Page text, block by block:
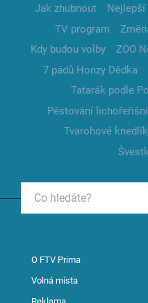
Jak zhubnout Nejlepší
TV program
Kdy budou volby
ZOO
7 pádů Honzy Dědka
Tatarák podle
Pěstování
Tvarohové
O FTV Prima
Volná místa